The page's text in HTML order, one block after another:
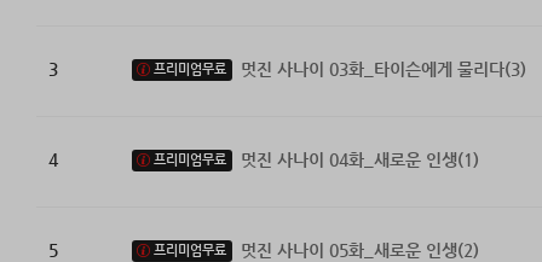
3 프리미엄무료 멋진 사나이 03화_타이슨에게 물리다(3)
4 프리미엄무료 멋진 사나이 04화_새로운 인생(1)
5 프리미엄무료 멋진 사나이 05화_새로운 인생(2)